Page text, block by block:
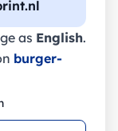
as English.
burger-
-